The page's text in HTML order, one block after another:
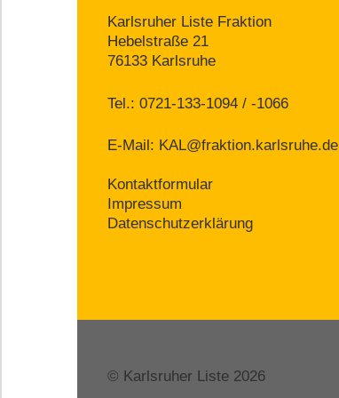
Karlsruher Liste Fraktion
Hebelstraße 21
76133 Karlsruhe
Tel.: 0721-133-1094 / -1066
E-Mail: KAL@fraktion.karlsruhe.de
Kontaktformular
Impressum
Datenschutzerklärung
© Karlsruher Liste 2026